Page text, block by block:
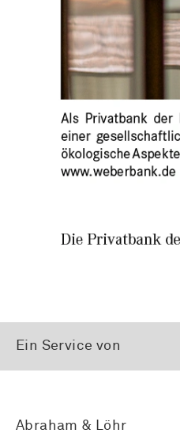
Ein Service von
Abraham & Löhr